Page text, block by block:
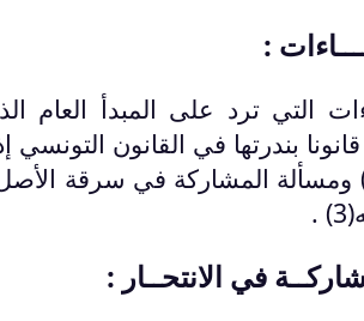
:
التي ترد على المبدأ العام
بندرتها في القانون
.
في الانتحــار :